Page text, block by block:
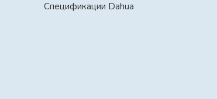
Спецификации Dahua